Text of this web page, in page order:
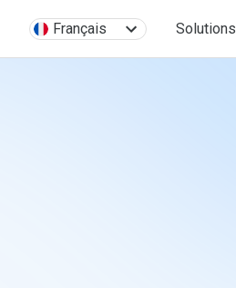
Français Solutions